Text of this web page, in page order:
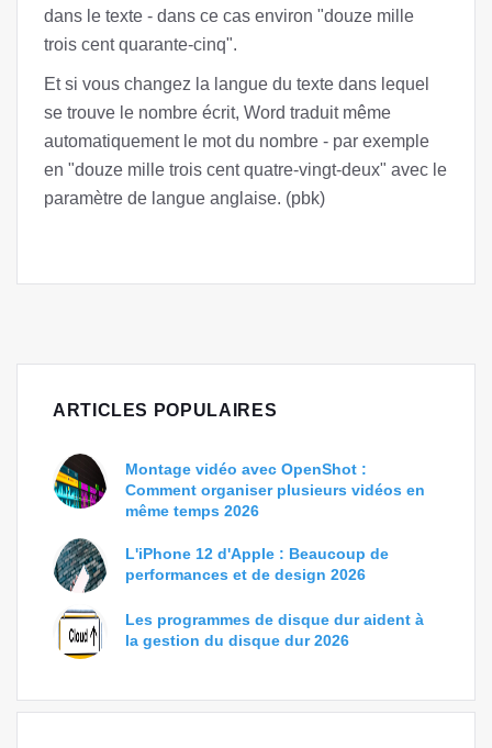
dans le texte - dans ce cas environ "douze mille
trois cent quarante-cinq".
Et si vous changez la langue du texte dans lequel
se trouve le nombre écrit, Word traduit même
automatiquement le mot du nombre - par exemple
en "douze mille trois cent quatre-vingt-deux" avec le
paramètre de langue anglaise. (pbk)
ARTICLES POPULAIRES
Montage vidéo avec OpenShot :
Comment organiser plusieurs vidéos en
même temps 2026
L'iPhone 12 d'Apple : Beaucoup de
performances et de design 2026
Les programmes de disque dur aident à
la gestion du disque dur 2026